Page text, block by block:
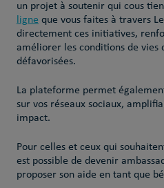
un projet à soutenir qui cous
ligne que vous faites à travers
directement ces initiatives,
améliorer les conditions de vies
défavorisées.
La plateforme permet
sur vos réseaux sociaux,
impact.
Pour celles et ceux qui
est possible de devenir
proposer son aide en tant que